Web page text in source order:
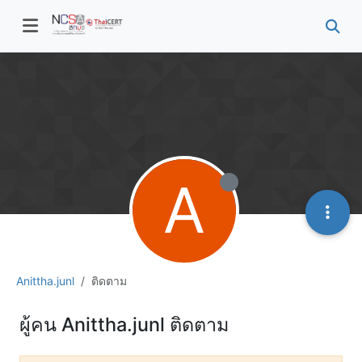
Anittha.junl ติดตาม
A
ผู้คน Anittha.junl ติดตาม